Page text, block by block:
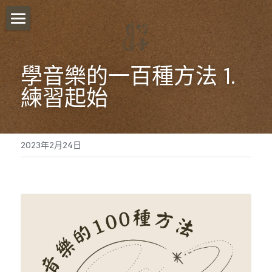
首頁
關於我們
影音分享
竹音講堂
竹音小語
ESG永續發展
聯絡我們
學音樂的一百種方法 1.
練習起始
2023年2月24日